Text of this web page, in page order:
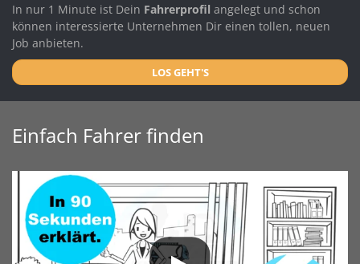
In nur 1 Minute ist Dein Fahrerprofil angelegt und schon
können interessierte Unternehmen Dir einen tollen, neuen
Job anbieten.
LOS GEHT'S
Einfach Fahrer finden